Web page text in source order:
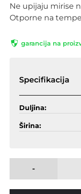
Ne upijaju mirise
Otporne na
garancija na
Specifikacija
Duljina:
Širina:
-